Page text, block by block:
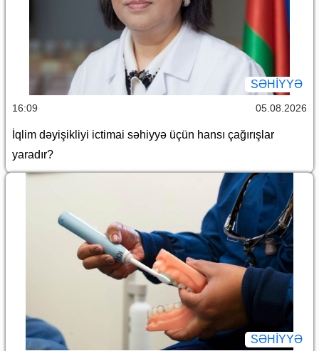
SƏHIYYƏ
16:09 05.08.2026
İqlim dəyişikliyi ictimai səhiyyə üçün hansı çağırışlar
yaradır?
SƏHIYYƏ